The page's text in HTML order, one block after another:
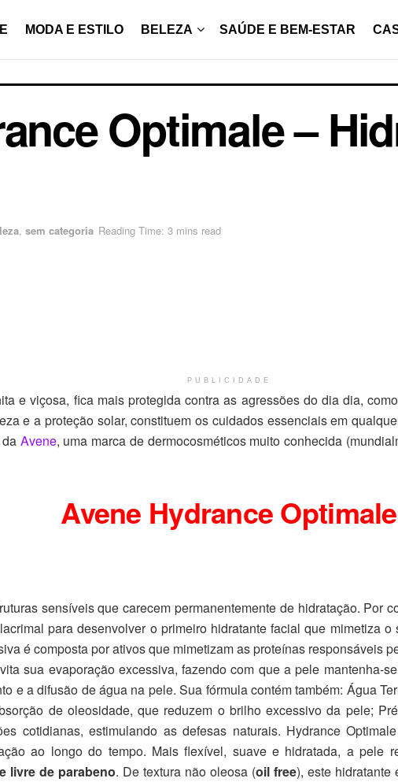
MODA E ESTILO BELEZA SAÚDE E BEM-ESTAR
Optimale –
, sem categoria Reading Time: 3 mins read
PUBLICIDADE
e viçosa, fica mais protegida contra as agressões do dia dia,
e a proteção solar, constituem os cuidados essenciais em
Avene, uma marca de dermocosméticos muito conhecida
Avene Hydrance Optimale
sensíveis que carecem permanentemente de hidratação. Por
para desenvolver o primeiro hidratante facial que mimetiza
é composta por ativos que mimetizam as proteínas responsáveis
sua evaporação excessiva, fazendo com que a pele mantenha-
e a difusão de água na pele. Sua fórmula contém também: Água
de oleosidade, que reduzem o brilho excessivo da pele;
cotidianas, estimulando as defesas naturais. Hydrance
ao longo do tempo. Mais flexível, suave e hidratada, a pele
livre de parabeno. De textura não oleosa (oil free), este hidratante